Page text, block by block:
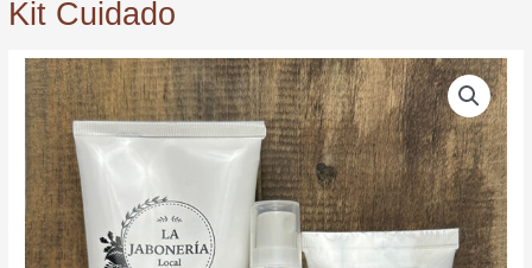
Kit Cuidado
Kit
Cuidado
quantity